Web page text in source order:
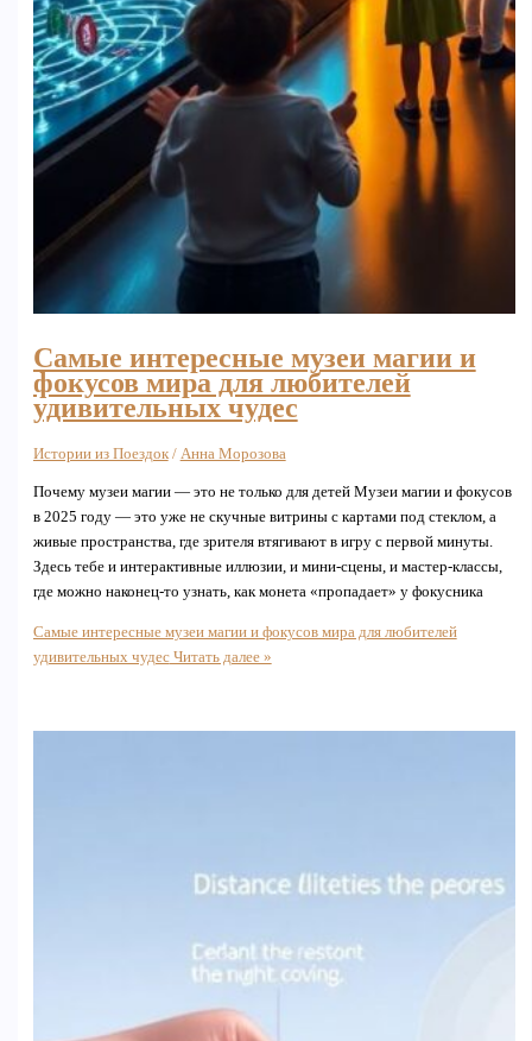
Самые интересные музеи магии и
фокусов мира для любителей
удивительных чудес
Истории из Поездок/ Анна Морозова
Почему музеи магии — это не только для детей Музеи магии и фокусов
в 2025 году — это уже не скучные витрины с картами под стеклом, а
живые пространства, где зрителя втягивают в игру с первой минуты.
Здесь тебе и интерактивные иллюзии, и мини‑сцены, и мастер‑классы,
где можно наконец-то узнать, как монета «пропадает» у фокусника
Самые интересные музеи магии и фокусов мира для любителей
удивительных чудесЧитать далее »